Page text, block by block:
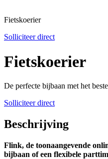
Fietskoerier
Solliciteer direct
Fietskoerier
De perfecte bijbaan met het
Solliciteer direct
Beschrijving
Flink, de toonaangevende
bijbaan of een flexibele